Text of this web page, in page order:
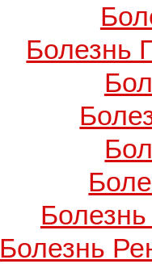
Болезнь
Болезнь